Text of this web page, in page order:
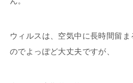
ウィルスは、空気中に長時間留
のでよっぽど大丈夫ですが、